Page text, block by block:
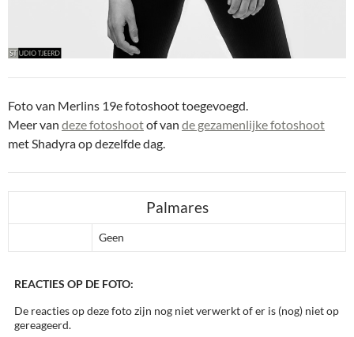
Foto van Merlins 19e fotoshoot toegevoegd.
Meer van deze fotoshootof van de gezamenlijke fotoshoot
met Shadyra op dezelfde dag.
Palmares
Geen
REACTIES OP DE FOTO:
De reacties op deze foto zijn nog niet verwerkt of er is (nog) niet op
gereageerd.